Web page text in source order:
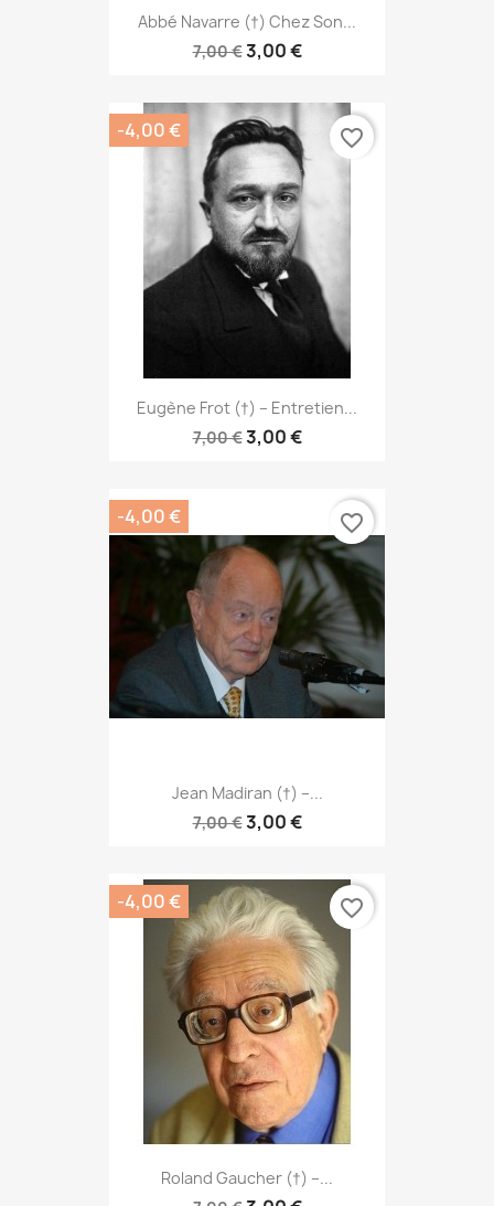
Abbé Navarre (†) Chez Son...
7,00 €3,00 €
Eugène Frot (†) – Entretien...
7,00 €3,00 €
-4,00 € favorite_border
Jean Madiran (†) –...
7,00 €3,00 €
-4,00 € favorite_border
Roland Gaucher (†) –...
-4,00 € favorite_border